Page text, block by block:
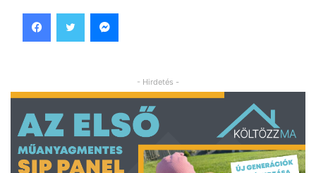
- Hirdetés -